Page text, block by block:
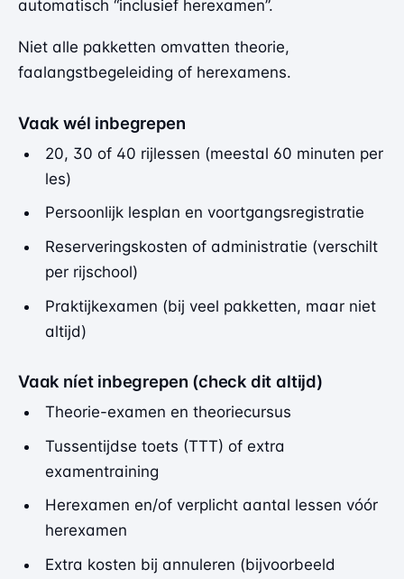
automatisch “inclusief herexamen”.
Niet alle pakketten omvatten theorie,
faalangstbegeleiding of herexamens.
Vaak wél inbegrepen
20, 30 of 40 rijlessen (meestal 60 minuten per
les)
Persoonlijk lesplan en voortgangsregistratie
Reserveringskosten of administratie (verschilt
per rijschool)
Praktijkexamen (bij veel pakketten, maar niet
altijd)
Vaak níet inbegrepen (check dit altijd)
Theorie-examen en theoriecursus
Tussentijdse toets (TTT) of extra
examentraining
Herexamen en/of verplicht aantal lessen vóór
herexamen
Extra kosten bij annuleren (bijvoorbeeld